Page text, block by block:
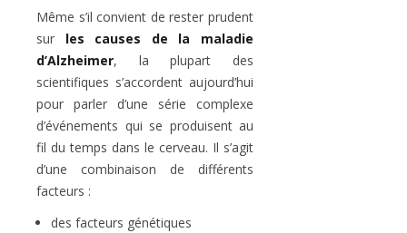
Même s’il convient de rester prudent
sur les causes de la maladie
d’Alzheimer, la plupart des
scientifiques s’accordent aujourd’hui
pour parler d’une série complexe
d’événements qui se produisent au
fil du temps dans le cerveau. Il s’agit
d’une combinaison de différents
facteurs :
des facteurs génétiques